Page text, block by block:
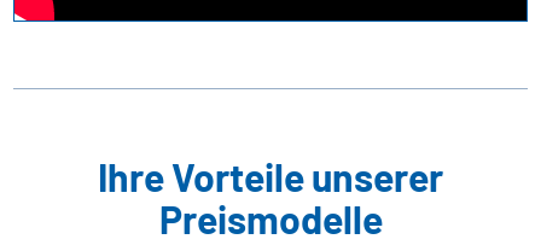
Ihre Vorteile unserer
Preismodelle